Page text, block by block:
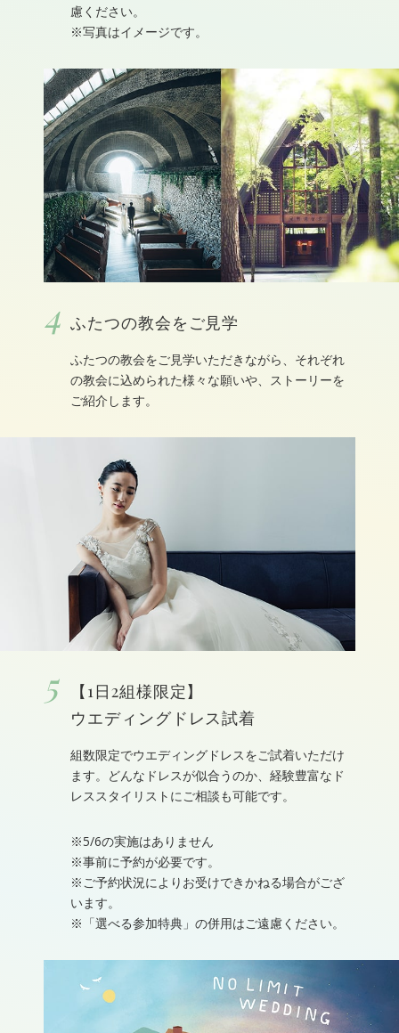
慮ください。
※写真はイメージです。
4 ふたつの教会をご見学
ふたつの教会をご見学いただきながら、それぞれ
の教会に込められた様々な願いや、ストーリーを
ご紹介します。
5
【1日2組様限定】
ウエディングドレス試着
組数限定でウエディングドレスをご試着いただけ
ます。どんなドレスが似合うのか、経験豊富なド
レススタイリストにご相談も可能です。
※5/6の実施はありません
※事前に予約が必要です。
※ご予約状況によりお受けできかねる場合がござ
います。
※「選べる参加特典」の併用はご遠慮ください。